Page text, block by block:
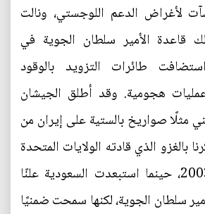
لأغراض الدعم اللوجستي، ونالت
قاعدة الأمير سلطان الجوية في
طائرات التزويد بالوقود
هجومية. وقد أطلق الجيشان
مثلًا صواريخ بالستية على إيران من
بالغزو الذي قادته الولايات المتحدة
للعراق في العام 2003، حينما استبعدت السعودية علنًا
سلطان الجوية، لكنها سمحت ضمنيًا